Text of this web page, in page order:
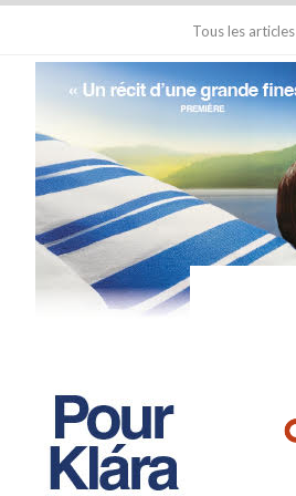
Tous les articles